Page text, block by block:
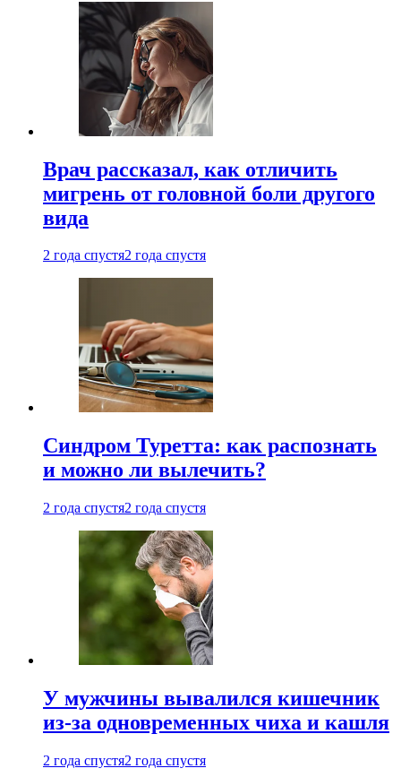
Врач рассказал, как отличить
мигрень от головной боли другого
вида
2 года спустя2 года спустя
Синдром Туретта: как распознать
и можно ли вылечить?
2 года спустя2 года спустя
У мужчины вывалился кишечник
из-за одновременных чиха и кашля
2 года спустя2 года спустя